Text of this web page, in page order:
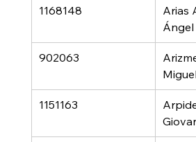
1168148
Arias
Ángel
902063
1151163